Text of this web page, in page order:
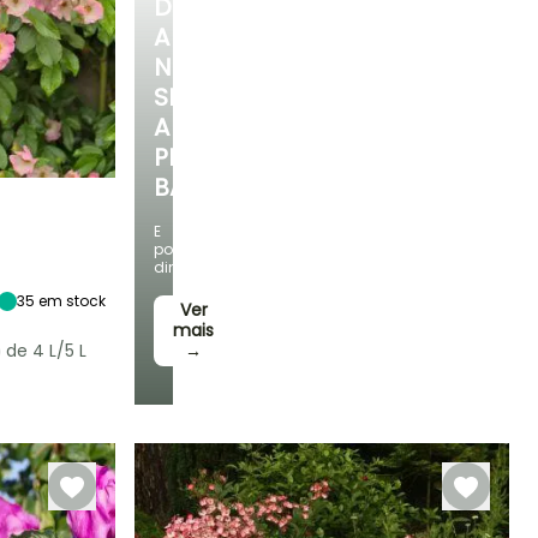
DESCUBRA
A
NOSSA
SELEÇÃO
A
PREÇOS
BAIXOS
E
poupe
dinheiro!
Ver
mais
→
35 em stock
de 4 L/5 L